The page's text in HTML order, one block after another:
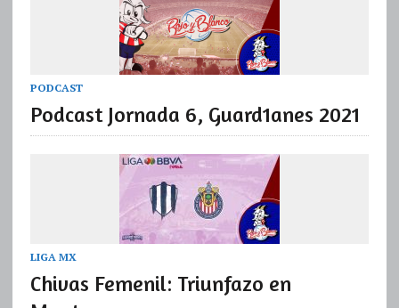
PODCAST
Podcast Jornada 6, Guard1anes 2021
LIGA MX
Chivas Femenil: Triunfazo en